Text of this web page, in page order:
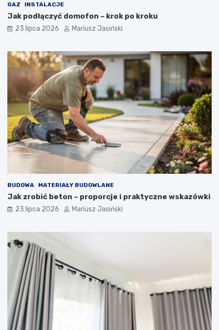
GAZ INSTALACJE
Jak podłączyć domofon – krok po kroku
23 lipca 2026 Mariusz Jasiński
BUDOWA MATERIAŁY BUDOWLANE
Jak zrobić beton – proporcje i praktyczne wskazówki
23 lipca 2026 Mariusz Jasiński